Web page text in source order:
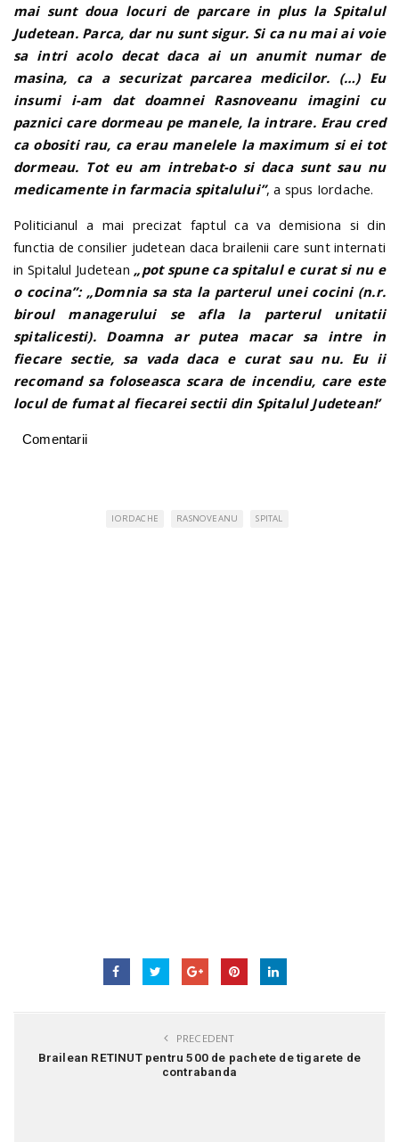
mai sunt doua locuri de parcare in plus la Spitalul
Judetean. Parca, dar nu sunt sigur. Si ca nu mai ai voie
sa intri acolo decat daca ai un anumit numar de
masina, ca a securizat parcarea medicilor. (…) Eu
insumi i-am dat doamnei Rasnoveanu imagini cu
paznici care dormeau pe manele, la intrare. Erau cred
ca obositi rau, ca erau manelele la maximum si ei tot
dormeau. Tot eu am intrebat-o si daca sunt sau nu
medicamente in farmacia spitalului”, a spus Iordache.
Politicianul a mai precizat faptul ca va demisiona si din
functia de consilier judetean daca brailenii care sunt internati
in Spitalul Judetean „pot spune ca spitalul e curat si nu e
o cocina”: „Domnia sa sta la parterul unei cocini (n.r.
biroul managerului se afla la parterul unitatii
spitalicesti). Doamna ar putea macar sa intre in
fiecare sectie, sa vada daca e curat sau nu. Eu ii
recomand sa foloseasca scara de incendiu, care este
locul de fumat al fiecarei sectii din Spitalul Judetean!’
Comentarii
IORDACHE RASNOVEANU SPITAL
PRECEDENT
Brailean RETINUT pentru 500 de pachete de tigarete de
contrabanda